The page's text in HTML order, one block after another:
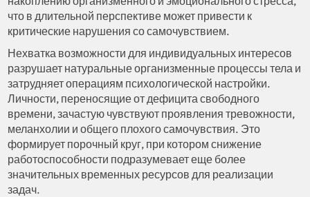
что в длительной перспективе может привести к
критические нарушения со самочувствием.
Нехватка возможности для индивидуальных интересов
разрушает натуральные организменные процессы тела и
затрудняет операциям психологической настройки.
Личности, переносящие от дефицита свободного
времени, зачастую чувствуют проявления тревожности,
меланхолии и общего плохого самочувствия. Это
формирует порочный круг, при котором снижение
работоспособности подразумевает еще более
значительных временных ресурсов для реализации
задач.